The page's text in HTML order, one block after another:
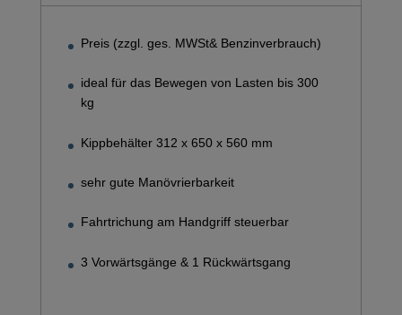
Preis (zzgl. ges. MWSt& Benzinverbrauch)
ideal für das Bewegen von Lasten bis 300
kg
Kippbehälter 312 x 650 x 560 mm
sehr gute Manövrierbarkeit
Fahrtrichung am Handgriff steuerbar
3 Vorwärtsgänge & 1 Rückwärtsgang